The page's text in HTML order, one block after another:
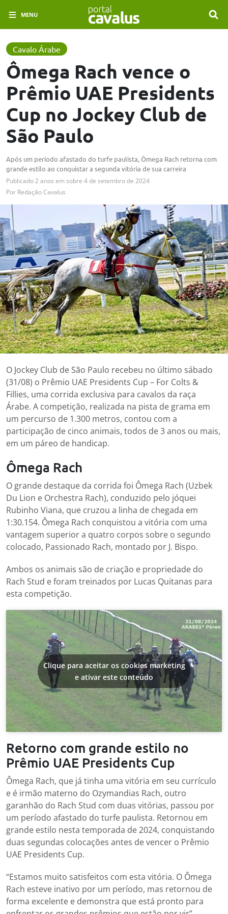
MENU
Cavalo Árabe
Ômega Rach vence o
Prêmio UAE Presidents
Cup no Jockey Club de
São Paulo
Após um período afastado do turfe paulista, Ômega Rach retorna com
grande estilo ao conquistar a segunda vitória de sua carreira
Publicado2 anos em sobre 4 de setembro de 2024
Por Redação Cavalus
O Jockey Club de São Paulo recebeu no último sábado
(31/08) o Prêmio UAE Presidents Cup – For Colts &
Fillies, uma corrida exclusiva para cavalos da raça
Árabe. A competição, realizada na pista de grama em
um percurso de 1.300 metros, contou com a
participação de cinco animais, todos de 3 anos ou mais,
em um páreo de handicap.
Ômega Rach
O grande destaque da corrida foi Ômega Rach (Uzbek
Du Lion e Orchestra Rach), conduzido pelo jóquei
Rubinho Viana, que cruzou a linha de chegada em
1:30.154. Ômega Rach conquistou a vitória com uma
vantagem superior a quatro corpos sobre o segundo
colocado, Passionado Rach, montado por J. Bispo.
Ambos os animais são de criação e propriedade do
Rach Stud e foram treinados por Lucas Quitanas para
esta competição.
Clique para aceitar os cookies marketing
e ativar este conteúdo
Retorno com grande estilo no
Prêmio UAE Presidents Cup
Ômega Rach, que já tinha uma vitória em seu currículo
e é irmão materno do Ozymandias Rach, outro
garanhão do Rach Stud com duas vitórias, passou por
um período afastado do turfe paulista. Retornou em
grande estilo nesta temporada de 2024, conquistando
duas segundas colocações antes de vencer o Prêmio
UAE Presidents Cup.
“Estamos muito satisfeitos com esta vitória. O Ômega
Rach esteve inativo por um período, mas retornou de
forma excelente e demonstra que está pronto para